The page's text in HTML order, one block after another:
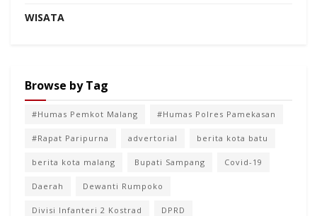
WISATA
Browse by Tag
#Humas Pemkot Malang #Humas Polres Pamekasan
#Rapat Paripurna advertorial berita kota batu
berita kota malang Bupati Sampang Covid-19
Daerah Dewanti Rumpoko
Divisi Infanteri 2 Kostrad DPRD